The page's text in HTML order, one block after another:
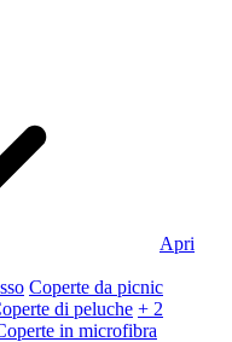
Apri
Coperte da picnic
di peluche + 2
in microfibra